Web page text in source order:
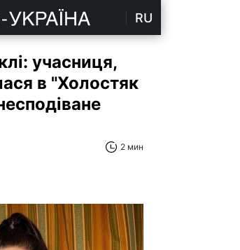
RU
учасниця,
в "Холостяк
2 мин